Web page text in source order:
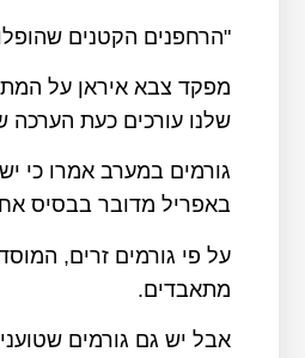
"הרחפנים הקטנים
מפקד צבא איראן על
שלנו עורכים כעת הערכה
באפריל מדובר בבסיס אחד מתוך 8 בסיסים שהיו
על פי גורמים זרים,
מתאבדים.
אבל יש גם גורמים